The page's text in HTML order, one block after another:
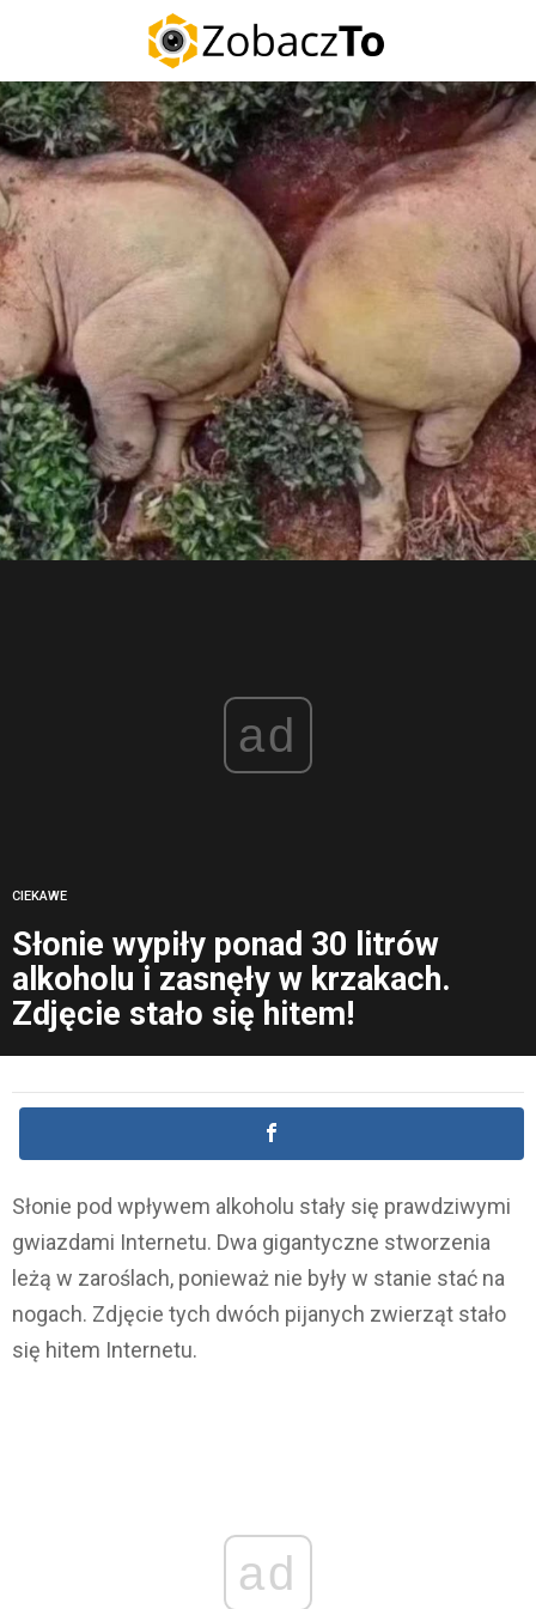
ad
CIEKAWE
Słonie wypiły ponad 30 litrów
alkoholu i zasnęły w krzakach.
Zdjęcie stało się hitem!
Słonie pod wpływem alkoholu stały się prawdziwymi
gwiazdami Internetu. Dwa gigantyczne stworzenia
leżą w zaroślach, ponieważ nie były w stanie stać na
nogach. Zdjęcie tych dwóch pijanych zwierząt stało
się hitem Internetu.
ad